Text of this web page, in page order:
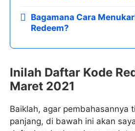
Bagamana Cara
Redeem?
Inilah Daftar Kode
Maret 2021
Baiklah, agar pembahasannya
panjang, di bawah ini akan